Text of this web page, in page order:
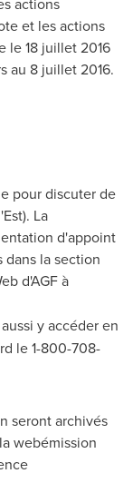
et les actions
le 18 juillet 2016
au 8 juillet 2016.
pour discuter de
La
d'appoint
dans la section
d'AGF à
y accéder en
le 1-800-708-
seront archivés
webémission